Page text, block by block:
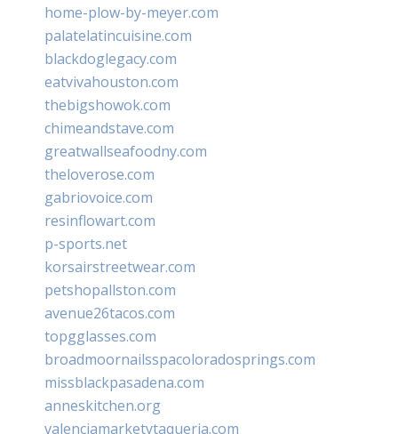
home-plow-by-meyer.com
palatelatincuisine.com
blackdoglegacy.com
eatvivahouston.com
thebigshowok.com
chimeandstave.com
greatwallseafoodny.com
theloverose.com
gabriovoice.com
resinflowart.com
p-sports.net
korsairstreetwear.com
petshopallston.com
avenue26tacos.com
topgglasses.com
broadmoornailsspacoloradosprings.com
missblackpasadena.com
anneskitchen.org
valenciamarketytaqueria.com